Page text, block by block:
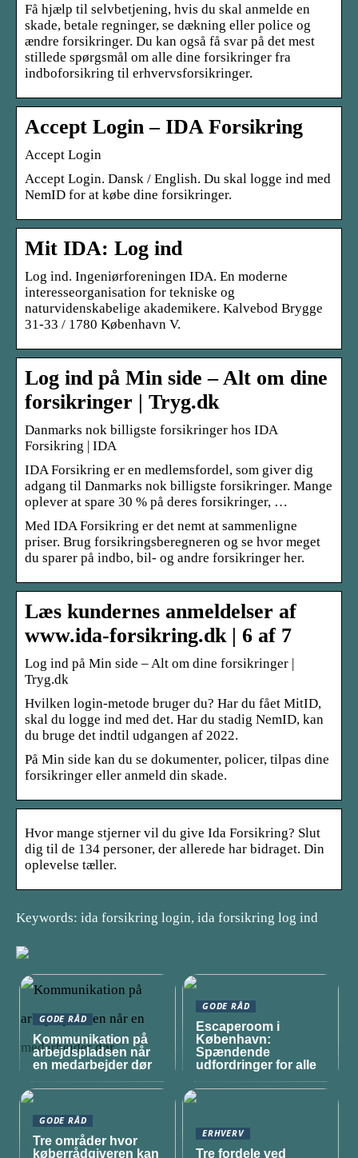
Få hjælp til selvbetjening, hvis du skal anmelde en
skade, betale regninger, se dækning eller police og
ændre forsikringer. Du kan også få svar på det mest
stillede spørgsmål om alle dine forsikringer fra
indboforsikring til erhvervsforsikringer.
Accept Login – IDA Forsikring
Accept Login
Accept Login. Dansk / English. Du skal logge ind med
NemID for at købe dine forsikringer.
Mit IDA: Log ind
Log ind. Ingeniørforeningen IDA. En moderne
interesseorganisation for tekniske og
naturvidenskabelige akademikere. Kalvebod Brygge
31-33 / 1780 København V.
Log ind på Min side – Alt om dine
forsikringer | Tryg.dk
Danmarks nok billigste forsikringer hos IDA
Forsikring | IDA
IDA Forsikring er en medlemsfordel, som giver dig
adgang til Danmarks nok billigste forsikringer. Mange
oplever at spare 30 % på deres forsikringer, …
Med IDA Forsikring er det nemt at sammenligne
priser. Brug forsikringsberegneren og se hvor meget
du sparer på indbo, bil- og andre forsikringer her.
Læs kundernes anmeldelser af
www.ida-forsikring.dk | 6 af 7
Log ind på Min side – Alt om dine forsikringer |
Tryg.dk
Hvilken login-metode bruger du? Har du fået MitID,
skal du logge ind med det. Har du stadig NemID, kan
du bruge det indtil udgangen af 2022.
På Min side kan du se dokumenter, policer, tilpas dine
forsikringer eller anmeld din skade.
Hvor mange stjerner vil du give Ida Forsikring? Slut
dig til de 134 personer, der allerede har bidraget. Din
oplevelse tæller.
Keywords: ida forsikring login, ida forsikring log ind
GODE RÅD
Kommunikation på
arbejdspladsen når
en medarbejder dør
GODE RÅD
Escaperoom i
København:
Spændende
udfordringer for alle
GODE RÅD
Tre områder hvor
køberrådgiveren kan
ERHVERV
Tre fordele ved